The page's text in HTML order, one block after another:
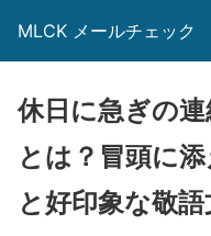
MLCK メールチェック
休日に急ぎの
とは？冒頭に
と好印象な敬